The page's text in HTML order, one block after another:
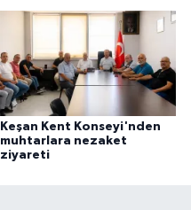
Keşan Kent Konseyi'nden
muhtarlara nezaket
ziyareti